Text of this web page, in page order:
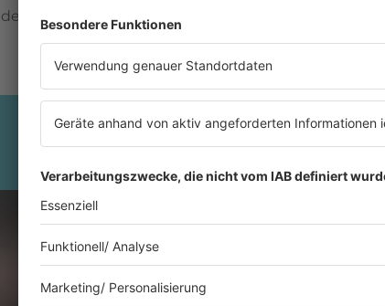
dem Text von "Pride (In The Name Of Love)"
Mehr Hits von
1987
U2